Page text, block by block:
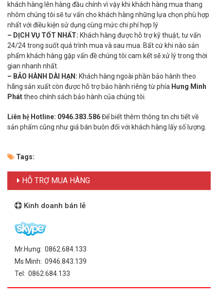
khách hàng lên hàng đầu chính vì vậy khi khách hàng mua thang
nhôm chúng tôi sẽ tư vấn cho khách hàng những lựa chọn phù hợp
nhất với điều kiện sử dụng cùng mức chi phí hợp lý
– DỊCH VỤ TỐT NHẤT: Khách hàng được hỗ trợ kỹ thuật, tư vấn
24/24 trong suốt quá trình mua và sau mua. Bất cứ khi nào sản
phẩm khách hàng gặp vấn đề chúng tôi cam kết sẽ xử lý trong thời
gian nhanh nhất.
– BẢO HÀNH DÀI HẠN: Khách hàng ngoài phần bảo hành theo
hãng sản xuất còn được hỗ trợ bảo hành riêng từ phía Hưng Minh
Pháttheo chính sách bảo hành của chúng tôi.
Liên hệ Hotline: 0946.383.586Để biết thêm thông tin chi tiết về
sản phẩm cũng như giá bán buôn đối với khách hàng lấy số lượng.
Tags:
HỖ TRỢ MUA HÀNG
Kinh doanh bán lẻ
Mr.Hưng: 0862.684.133
Ms Minh: 0946.843.139
Tel: 0862.684.133